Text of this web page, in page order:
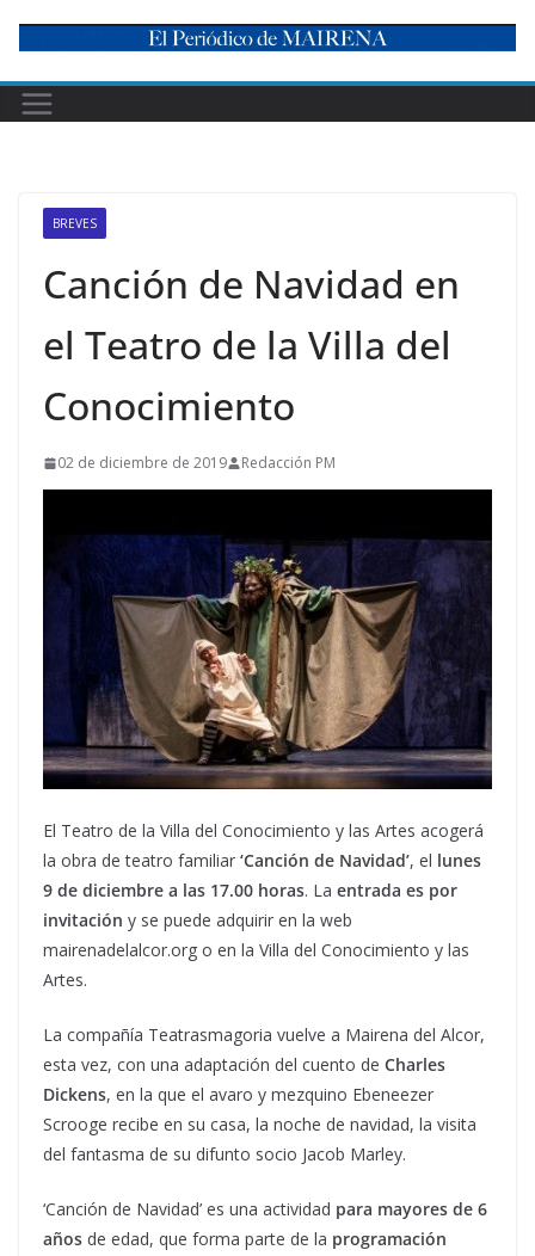
content
BREVES
Canción de Navidad en
el Teatro de la Villa del
Conocimiento
02 de diciembre de 2019 Redacción PM
El Teatro de la Villa del Conocimiento y las Artes acogerá
la obra de teatro familiar ‘Canción de Navidad’, el lunes
9 de diciembre a las 17.00 horas. La entrada es por
invitación y se puede adquirir en la web
mairenadelalcor.org o en la Villa del Conocimiento y las
Artes.
La compañía Teatrasmagoria vuelve a Mairena del Alcor,
esta vez, con una adaptación del cuento de Charles
Dickens, en la que el avaro y mezquino Ebeneezer
Scrooge recibe en su casa, la noche de navidad, la visita
del fantasma de su difunto socio Jacob Marley.
‘Canción de Navidad’ es una actividad para mayores de 6
años de edad, que forma parte de la programación